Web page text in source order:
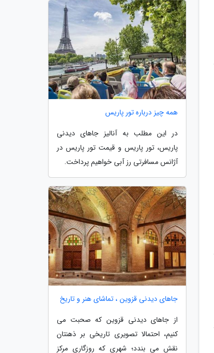
همه چیز درباره تور پاریس
در این مطلب به آنالیز جاهای دیدنی
پاریس، تور پاریس و قیمت تور پاریس در
آژانس مسافرتی رز آبی خواهیم پرداخت.
جاهای دیدنی قزوین ، تماشای هنر و تاریخ
از جاهای دیدنی قزوین که صحبت می
کنیم، احتمالا تصویری تاریخی بر ذهنتان
نقش می بندد؛ شهری که روزگاری مرکز